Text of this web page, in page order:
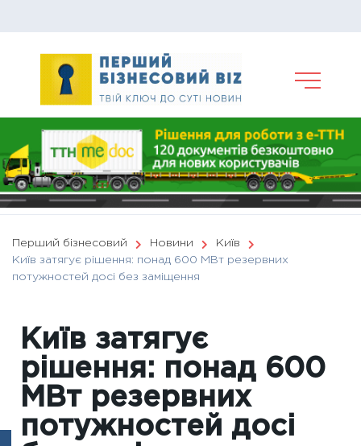
Перший бізнесовий Новини
Київ
Київ затягує рішення: понад 600 МВт резервних
потужностей досі без заміщення
Київ затягує
рішення: понад 600
МВт резервних
потужностей досі